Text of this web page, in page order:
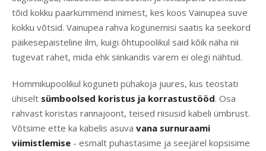
tõid kokku paarkümmend inimest, kes koos Vainupea suve
kokku võtsid. Vainupea rahva kogunemisi saatis ka seekord
päikesepaisteline ilm, kuigi õhtupoolikul said kõik näha nii
tugevat rahet, mida ehk siinkandis varem ei olegi nähtud.
Hommikupoolikul koguneti pühakoja juures, kus teostati
ühiselt sümboolsed koristus ja korrastustööd. Osa
rahvast koristas rannajoont, teised riisusid kabeli ümbrust.
Võtsime ette ka kabelis asuva vana surnuraami
viimistlemise - esmalt puhastasime ja seejärel kopsisime